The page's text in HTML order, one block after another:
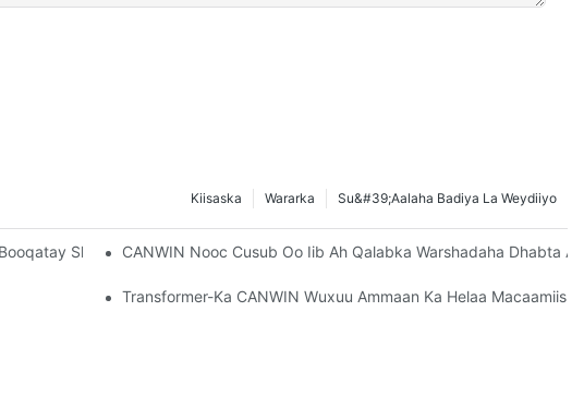
Su&#39;aalaha Badiya La Weydiiyo
Wararka
Kiisaska
Shirkaddayada - CANWIN.
CANWIN Nooc Cusub Oo Iib Ah Qalabka Warshadaha Dhabta
Transformer-Ka CANWIN Wuxuu Ammaan Ka Helaa